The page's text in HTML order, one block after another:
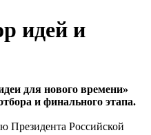
идей и
для нового времени»
и финального этапа.
Президента Российской